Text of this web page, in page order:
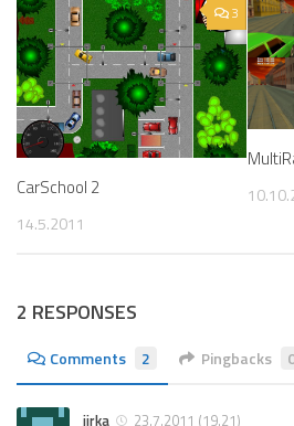
3
CarSchool 2
14.5.2011
2 RESPONSES
Comments 2 Pingbacks
jirka
23.7.2011 (19.21)